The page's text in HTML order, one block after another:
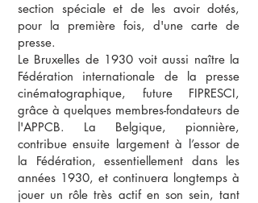
section spéciale et de les avoir dotés,
pour la première fois, d'une carte de
presse.
Le Bruxelles de 1930 voit aussi naître la
Fédération internationale de la presse
cinématographique, future FIPRESCI,
grâce à quelques membres-fondateurs de
l'APPCB. La Belgique, pionnière,
contribue ensuite largement à l’essor de
la Fédération, essentiellement dans les
années 1930, et continuera longtemps à
jouer un rôle très actif en son sein, tant